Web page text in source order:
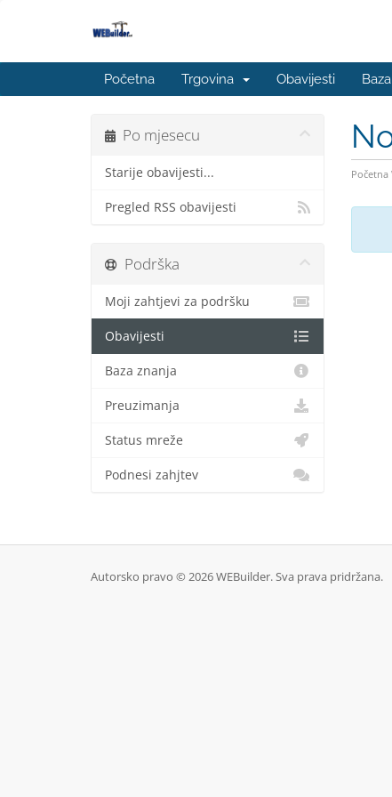
Početna Trgovina Obavijesti
Početna
Po mjesecu
Starije obavijesti...
Pregled RSS obavijesti
Podrška
Moji zahtjevi za podršku
Obavijesti
Baza znanja
Preuzimanja
Status mreže
Podnesi zahjtev
Autorsko pravo © 2026 WEBuilder. Sva prava pridržana.